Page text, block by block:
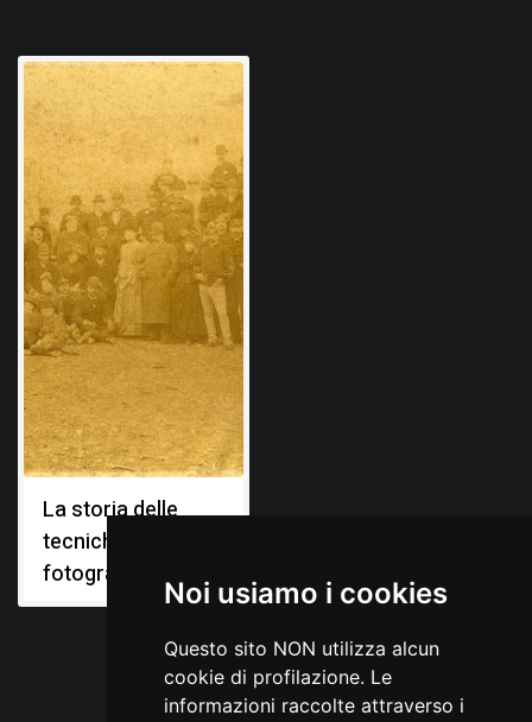
Noi usiamo i cookies
Questo sito NON utilizza alcun
cookie di profilazione. Le
informazioni raccolte attraverso i
La storia delle
tecniche
fotografiche